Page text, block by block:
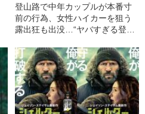
登山路で中年カップルが本番寸
前の行為、女性ハイカーを狙う
露出狂も出没…“ヤバすぎる登山